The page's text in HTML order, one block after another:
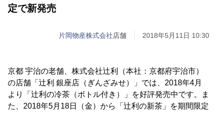
定で新発売
片岡物産株式会社店舗 2018年5月11日 10:30
京都 宇治の老舗、株式会社辻利（本社：京都府宇治市）
の店舗「辻利 銀座店（ぎんざみせ）」では、2018年4月
より「辻利の冷茶（ボトル付き）」を好評発売中です。ま
た、2018年5月18日（金）から「辻利の新茶」を期間限定